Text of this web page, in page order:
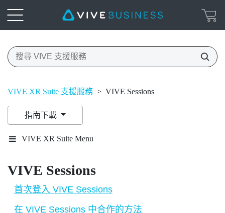
VIVE XR Suite 支援服務 > VIVE Sessions
指南下載
VIVE XR Suite Menu
VIVE Sessions
首次登入 VIVE Sessions
在 VIVE Sessions 中合作的方法